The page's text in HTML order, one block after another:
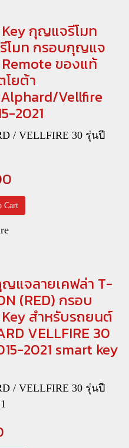
กุญแจรีโมท
โมท กรอบกุญแจ
ของแท้
โยต้า
Vellfire
2021
/ VELLFIRE 30 รุ่นปี
Cart
แจลายเคฟล่า T-
(RED) กรอบ
สำหรับรถยนต์
VELLFIRE 30
2021 smart key
/ VELLFIRE 30 รุ่นปี